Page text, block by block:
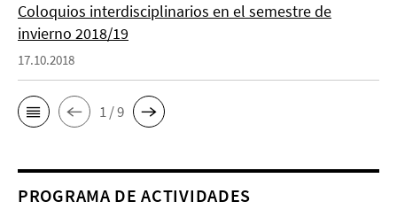
Coloquios interdisciplinarios en el semestre de
invierno 2018/19
17.10.2018
1 / 9
PROGRAMA DE ACTIVIDADES